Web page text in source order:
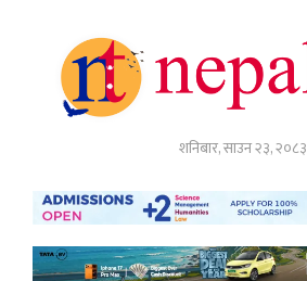
शनिबार, साउन २३, २०८३
अर्थ
नेपाल